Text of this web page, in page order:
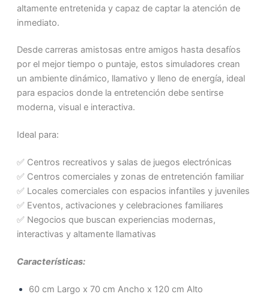
altamente entretenida y capaz de captar la atención de
inmediato.
Desde carreras amistosas entre amigos hasta desafíos
por el mejor tiempo o puntaje, estos simuladores crean
un ambiente dinámico, llamativo y lleno de energía, ideal
para espacios donde la entretención debe sentirse
moderna, visual e interactiva.
Ideal para:
✅ Centros recreativos y salas de juegos electrónicas
✅ Centros comerciales y zonas de entretención familiar
✅ Locales comerciales con espacios infantiles y juveniles
✅ Eventos, activaciones y celebraciones familiares
✅ Negocios que buscan experiencias modernas,
interactivas y altamente llamativas
Características:
60 cm Largo x 70 cm Ancho x 120 cm Alto